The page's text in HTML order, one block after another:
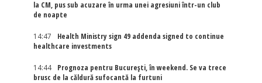
la CM, pus sub acuzare în urma unei agresiuni într-un club
de noapte
14:47
Health Ministry sign 49 addenda signed to continue
healthcare investments
14:44
Prognoza pentru București, în weekend. Se va trece
brusc de la căldură sufocantă la furtuni